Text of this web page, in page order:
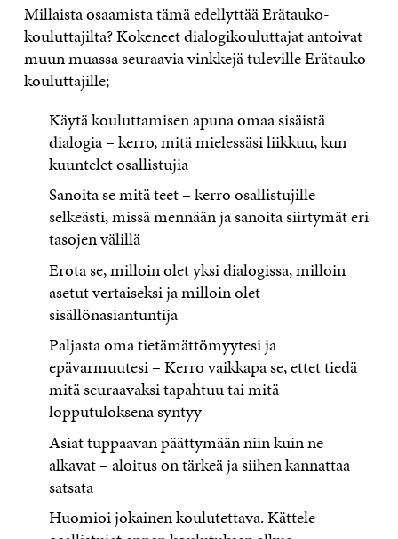
Millaista osaamista tämä edellyttää Erätauko-
kouluttajilta? Kokeneet dialogikouluttajat antoivat
muun muassa seuraavia vinkkejä tuleville Erätauko-
kouluttajille;
Käytä kouluttamisen apuna omaa sisäistä
dialogia – kerro, mitä mielessäsi liikkuu, kun
kuuntelet osallistujia
Sanoita se mitä teet – kerro osallistujille
selkeästi, missä mennään ja sanoita siirtymät eri
tasojen välillä
Erota se, milloin olet yksi dialogissa, milloin
asetut vertaiseksi ja milloin olet
sisällönasiantuntija
Paljasta oma tietämättömyytesi ja
epävarmuutesi – Kerro vaikkapa se, ettet tiedä
mitä seuraavaksi tapahtuu tai mitä
lopputuloksena syntyy
Asiat tuppaavan päättymään niin kuin ne
alkavat – aloitus on tärkeä ja siihen kannattaa
satsata
Huomioi jokainen koulutettava. Kättele